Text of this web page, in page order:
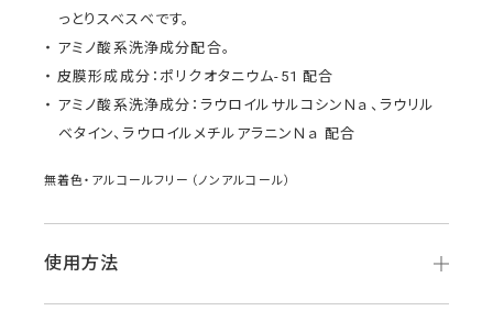
っとりスベスベです。
アミノ酸系洗浄成分配合。
皮膜形成成分：ポリクオタニウム-51 配合
アミノ酸系洗浄成分：ラウロイルサルコシンＮａ、ラウリル
ベタイン、ラウロイルメチルアラニンＮａ 配合
無着色・アルコールフリー（ノンアルコール）
使用方法